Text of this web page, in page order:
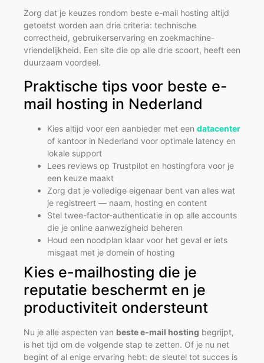
Zorg dat je keuzes rondom beste e-mail hosting altijd
getoetst worden aan drie criteria: technische
correctheid, gebruikerservaring en zoekmachine-
vriendelijkheid. Een site die op alle drie scoort, heeft een
duurzaam voordeel.
Praktische tips voor beste e-
mail hosting in Nederland
Kies altijd voor een aanbieder met een datacenter
of kantoor in Nederland voor optimale latency en
lokale support
Lees reviews op Trustpilot en hostingfora voor je
een keuze maakt
Zorg dat je volledige eigenaar bent van alles wat
je registreert — naam, hosting en content
Stel twee-factor-authenticatie in op alle accounts
die je online aanwezigheid beheren
Houd een noodplan klaar voor het geval er iets
misgaat met je domein of hosting
Kies e-mailhosting die je
reputatie beschermt en je
productiviteit ondersteunt
Nu je alle aspecten van beste e-mail hosting begrijpt,
is het tijd om de volgende stap te zetten. Of je nu net
begint of al enige ervaring hebt: de sleutel tot succes is